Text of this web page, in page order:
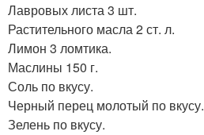
Лавровых листа 3 шт.
Растительного масла 2 ст. л.
Лимон 3 ломтика.
Маслины 150 г.
Соль по вкусу.
Черный перец молотый по вкусу.
Зелень по вкусу.